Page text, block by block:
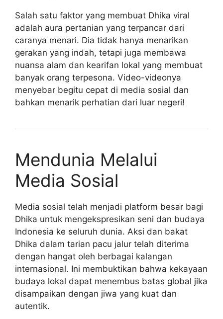
Salah satu faktor yang membuat Dhika viral
adalah aura pertanian yang terpancar dari
caranya menari. Dia tidak hanya menarikan
gerakan yang indah, tetapi juga membawa
nuansa alam dan kearifan lokal yang membuat
banyak orang terpesona. Video-videonya
menyebar begitu cepat di media sosial dan
bahkan menarik perhatian dari luar negeri!
Mendunia Melalui
Media Sosial
Media sosial telah menjadi platform besar bagi
Dhika untuk mengekspresikan seni dan budaya
Indonesia ke seluruh dunia. Aksi dan bakat
Dhika dalam tarian pacu jalur telah diterima
dengan hangat oleh berbagai kalangan
internasional. Ini membuktikan bahwa kekayaan
budaya lokal dapat menembus batas global jika
disampaikan dengan jiwa yang kuat dan
autentik.